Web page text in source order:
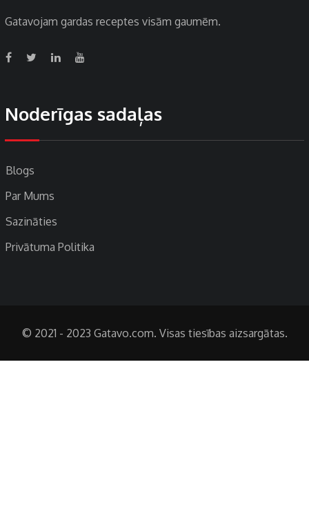
Gatavojam gardas receptes visām gaumēm.
Noderīgas sadaļas
Blogs
Par Mums
Sazināties
Privātuma Politika
© 2021 - 2023 Gatavo.com. Visas tiesības aizsargātas.